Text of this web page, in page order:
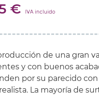
€ IVA incluido
de una gran
y con buenos
por su parecido
La mayoría de